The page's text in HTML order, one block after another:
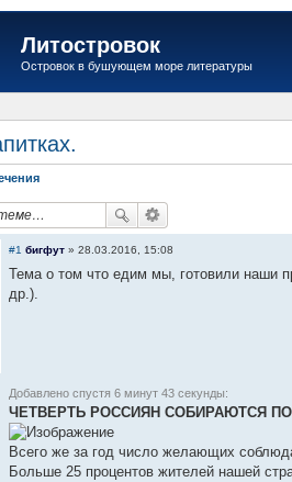
Литостровок
Островок в бушующем море литературы
#1 бигфут » 28.03.2016, 15:08
Тема о том что едим мы, готовили наши
др.).
Добавлено спустя 6 минут 43 секунды:
ЧЕТВЕРТЬ РОССИЯН СОБИРАЮТСЯ
Всего же за год число желающих
Больше 25 процентов жителей нашей